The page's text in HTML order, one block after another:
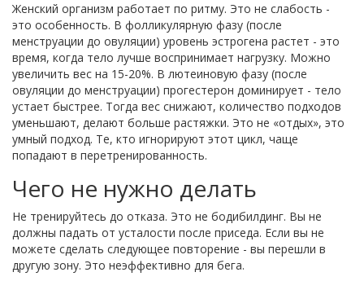
Женский организм работает по ритму. Это не слабость -
это особенность. В фолликулярную фазу (после
менструации до овуляции) уровень эстрогена растет - это
время, когда тело лучше воспринимает нагрузку. Можно
увеличить вес на 15-20%. В лютеиновую фазу (после
овуляции до менструации) прогестерон доминирует - тело
устает быстрее. Тогда вес снижают, количество подходов
уменьшают, делают больше растяжки. Это не «отдых», это
умный подход. Те, кто игнорируют этот цикл, чаще
попадают в перетренированность.
Чего не нужно делать
Не тренируйтесь до отказа. Это не бодибилдинг. Вы не
должны падать от усталости после приседа. Если вы не
можете сделать следующее повторение - вы перешли в
другую зону. Это неэффективно для бега.